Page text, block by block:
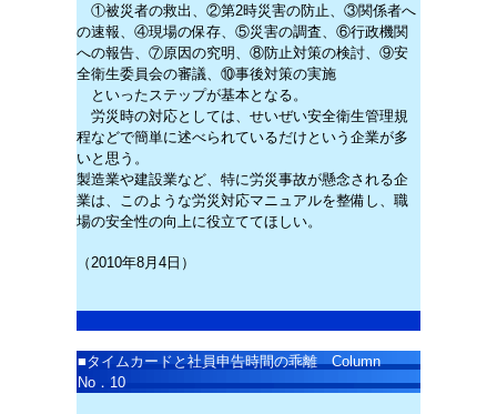
①被災者の救出、②第2時災害の防止、③関係者へ
の速報、④現場の保存、⑤災害の調査、⑥行政機関
への報告、⑦原因の究明、⑧防止対策の検討、⑨安
全衛生委員会の審議、⑩事後対策の実施
といったステップが基本となる。
労災時の対応としては、せいぜい安全衛生管理規
程などで簡単に述べられているだけという企業が多
いと思う。
製造業や建設業など、特に労災事故が懸念される企
業は、このような労災対応マニュアルを整備し、職
場の安全性の向上に役立ててほしい。
（2010年8月4日）
■タイムカードと社員申告時間の乖離 Column
No．10